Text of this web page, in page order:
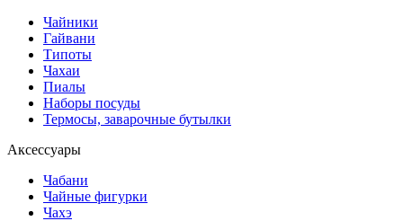
Чайники
Гайвани
Типоты
Чахаи
Пиалы
Наборы посуды
Термосы, заварочные бутылки
Аксессуары
Чабани
Чайные фигурки
Чахэ